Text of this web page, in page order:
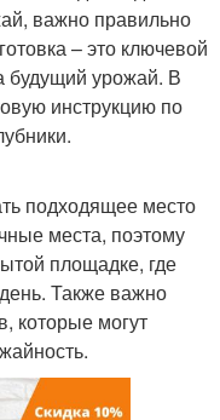
важно правильно
– это ключевой
будущий урожай. В
инструкцию по
подходящее место
места, поэтому
площадке, где
Также важно
которые могут